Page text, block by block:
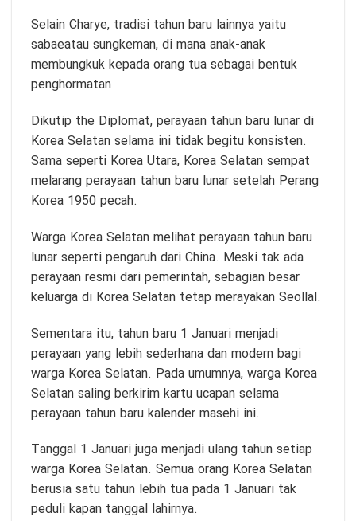
Selain Charye, tradisi tahun baru lainnya yaitu
sabaeatau sungkeman, di mana anak-anak
membungkuk kepada orang tua sebagai bentuk
penghormatan
Dikutip the Diplomat, perayaan tahun baru lunar di
Korea Selatan selama ini tidak begitu konsisten.
Sama seperti Korea Utara, Korea Selatan sempat
melarang perayaan tahun baru lunar setelah Perang
Korea 1950 pecah.
Warga Korea Selatan melihat perayaan tahun baru
lunar seperti pengaruh dari China. Meski tak ada
perayaan resmi dari pemerintah, sebagian besar
keluarga di Korea Selatan tetap merayakan Seollal.
Sementara itu, tahun baru 1 Januari menjadi
perayaan yang lebih sederhana dan modern bagi
warga Korea Selatan. Pada umumnya, warga Korea
Selatan saling berkirim kartu ucapan selama
perayaan tahun baru kalender masehi ini.
Tanggal 1 Januari juga menjadi ulang tahun setiap
warga Korea Selatan. Semua orang Korea Selatan
berusia satu tahun lebih tua pada 1 Januari tak
peduli kapan tanggal lahirnya.